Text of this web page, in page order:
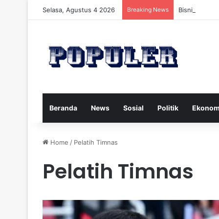
Selasa, Agustus 4 2026 Breaking News Bisnis
Beranda News Sosial Politik
Home / Pelatih Timnas
Pelatih Timnas